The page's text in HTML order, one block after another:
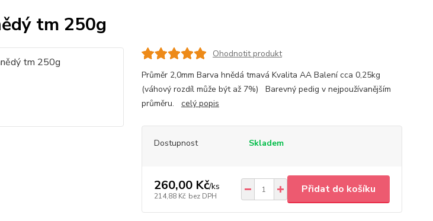
tm 250g
Ohodnotit produkt
Průměr 2,0mm Barva hnědá tmavá Kvalita AA Balení cca 0,25kg
(váhový rozdíl může být až 7%) Barevný pedig v nejpoužívanějším
průměru. celý popis
Dostupnost Skladem
260,00 Kč/ks
214,88 Kč bez DPH
Přidat do košíku